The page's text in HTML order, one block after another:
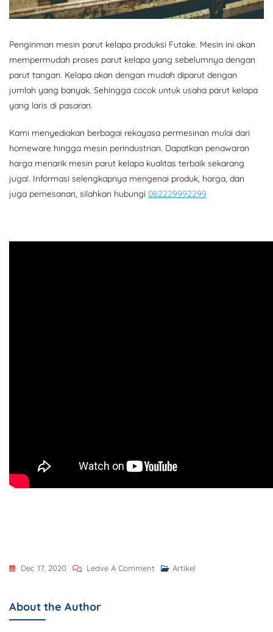
Pengiriman mesin parut kelapa produksi Futake. Mesin ini akan
mempermudah proses parut kelapa yang sebelumnya dengan
parut tangan. Kelapa akan dengan mudah diparut dengan
jumlah yang banyak. Sehingga cocok untuk usaha parut kelapa
yang laris di pasaran.
Kami menyediakan berbagai rekayasa permesinan mulai dari
homeware hingga mesin perindustrian. Dapatkan penawaran
harga menarik mesin parut kelapa kualitas terbaik sekarang
juga!. Informasi selengkapnya mengenai produk, harga, dan
juga pemesanan, silahkan hubungi 082229992299
Dec 17, 2020 Leave A Comment Artikel
About the Author